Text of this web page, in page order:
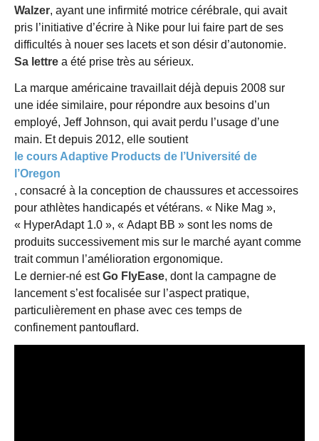
Walzer, ayant une infirmité motrice cérébrale, qui avait
pris l’initiative d’écrire à Nike pour lui faire part de ses
difficultés à nouer ses lacets et son désir d’autonomie.
Sa lettre a été prise très au sérieux.
La marque américaine travaillait déjà depuis 2008 sur
une idée similaire, pour répondre aux besoins d’un
employé, Jeff Johnson, qui avait perdu l’usage d’une
main. Et depuis 2012, elle soutient
le cours Adaptive Products de l’Université de
l’Oregon
, consacré à la conception de chaussures et accessoires
pour athlètes handicapés et vétérans. « Nike Mag »,
« HyperAdapt 1.0 », « Adapt BB » sont les noms de
produits successivement mis sur le marché ayant comme
trait commun l’amélioration ergonomique.
Le dernier-né estGo FlyEase, dont la campagne de
lancement s’est focalisée sur l’aspect pratique,
particulièrement en phase avec ces temps de
confinement pantouflard.